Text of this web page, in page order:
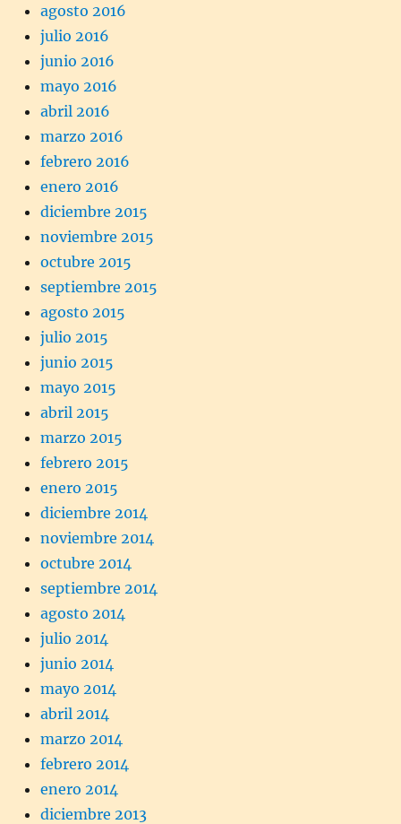
agosto 2016
julio 2016
junio 2016
mayo 2016
abril 2016
marzo 2016
febrero 2016
enero 2016
diciembre 2015
noviembre 2015
octubre 2015
septiembre 2015
agosto 2015
julio 2015
junio 2015
mayo 2015
abril 2015
marzo 2015
febrero 2015
enero 2015
diciembre 2014
noviembre 2014
octubre 2014
septiembre 2014
agosto 2014
julio 2014
junio 2014
mayo 2014
abril 2014
marzo 2014
febrero 2014
enero 2014
diciembre 2013